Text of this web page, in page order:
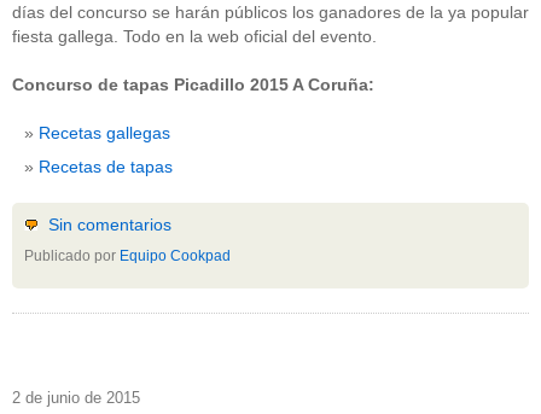
días del concurso se harán públicos los ganadores de la ya popular
fiesta gallega. Todo en la web oficial del evento.
Concurso de tapas Picadillo 2015 A Coruña:
Recetas gallegas
Recetas de tapas
Sin comentarios
Publicado por Equipo Cookpad
2 de junio de 2015